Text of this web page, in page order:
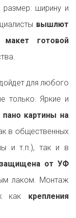
размер: ширину и
вышлют
макет готовой
для любого
только. Яркие и
картины на
в общественных
и т.п.), так и в
защищена от УФ
лаком. Монтаж
как крепления